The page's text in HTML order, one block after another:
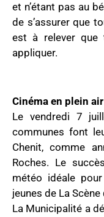
et n’étant pas au
de s’assurer que
est à relever que
appliquer.
Cinéma en plein air
Le vendredi 7
communes font
Chenit, comme
Roches. Le
météo idéale
jeunes de La
La Municipalité a